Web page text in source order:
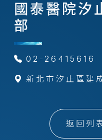
國泰醫院汐
部
02-26415616
新北市汐止區建
返回列